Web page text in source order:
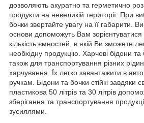
дозволяють акуратно та герметично
продукти на невеликій території. При
бочки звертайте увагу на її габарити.
основи допоможуть Вам зорієнтуватися
кількість ємностей, в якій Ви зможете
необхідну продукцію. Харчові бідони та
також для транспортування різних
харчування. Їх легко завантажити в
ручкам. Бідони та бочки стійкі завдяки
пластикова 50 літрів та 30 літрів
зберігання та транспортування
зусиллями.